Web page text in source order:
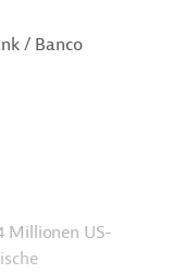
/ Banco
Millionen US-